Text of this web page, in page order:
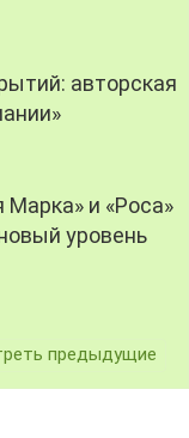
авторская
Марка» и «Роса»
уровень
предыдущие